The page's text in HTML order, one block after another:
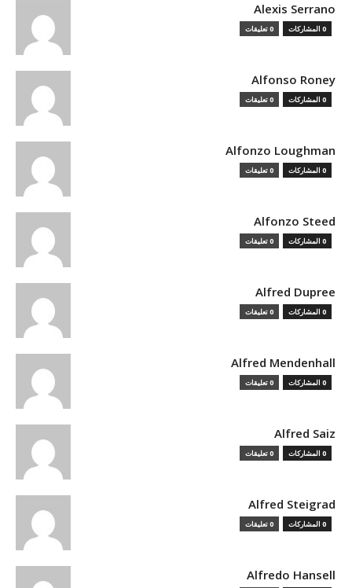
Alexis Serrano
0 المشاركات 0 تعليقات
Alfonso Roney
0 المشاركات 0 تعليقات
Alfonzo Loughman
0 المشاركات 0 تعليقات
Alfonzo Steed
0 المشاركات 0 تعليقات
Alfred Dupree
0 المشاركات 0 تعليقات
Alfred Mendenhall
0 المشاركات 0 تعليقات
Alfred Saiz
0 المشاركات 0 تعليقات
Alfred Steigrad
0 المشاركات 0 تعليقات
Alfredo Hansell